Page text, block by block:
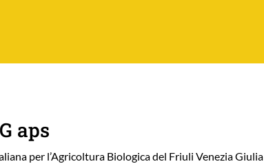
aps
per l’Agricoltura Biologica del Friuli Venezia Giulia